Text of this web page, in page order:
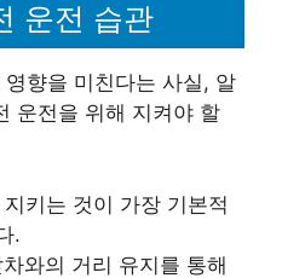
운전 습관
향을 미친다는 사실, 알
운전을 위해 지켜야 할
키는 것이 가장 기본적
.
와의 거리 유지를 통해